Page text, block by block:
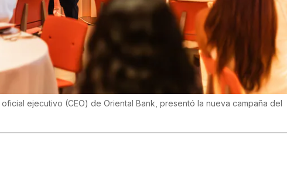
ejecutivo (CEO) de Oriental Bank, presentó la nueva campaña del